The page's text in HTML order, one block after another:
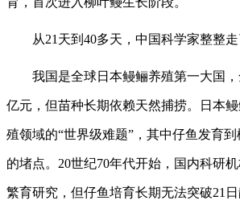
从21天到40多天，中国科学家整整走
我国是全球日本鳗鲡养殖第一大国，
亿元，但苗种长期依赖天然捕捞。日本
殖领域的“世界级难题”，其中仔鱼发育
的堵点。20世纪70年代开始，国内科研
繁育研究，但仔鱼培育长期无法突破21